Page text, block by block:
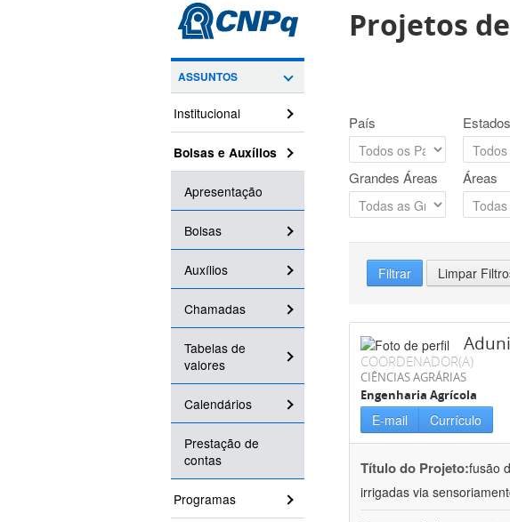
ASSUNTOS
Institucional
Bolsas e Auxílios
Apresentação
Bolsas
Auxílios
Chamadas
Tabelas de
valores
Calendários
Prestação de
contas
Programas
Projetos
País Estados
Grandes Áreas Áreas
Filtrar Limpar
COORDENADOR(A)
CIÊNCIAS AGRÁRIAS
Engenharia Agrícola
E-mail Currículo
Título do Projeto:fusão
irrigadas via